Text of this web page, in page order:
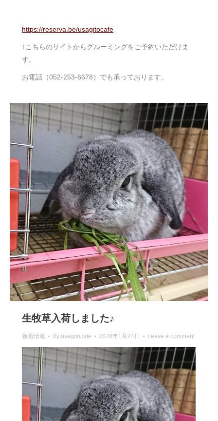
https://reserva.be/usagitocafe
↑こちらのサイトからグルーミングをご予約いただけま
す。
お電話（052-253-6678）でも承っております。
生牧草入荷しました♪
新着情報 By usagitocafe 2020年1月24日 Leave a comment